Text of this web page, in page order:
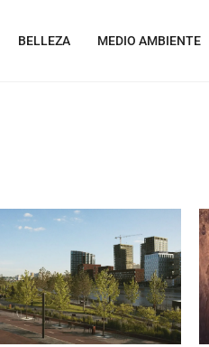
BELLEZA MEDIO AMBIENTE